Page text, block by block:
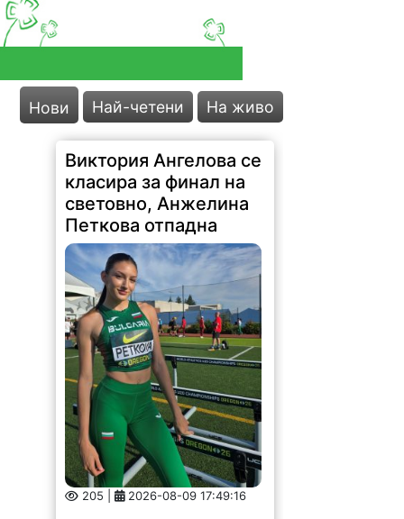
Нови Най-четени На живо
Виктория Ангелова се
класира за финал на
световно, Анжелина
Петкова отпадна
205 | 2026-08-09 17:49:16